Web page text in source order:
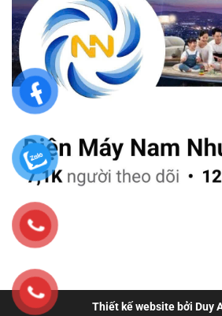
Thiết kế website bởi Duy